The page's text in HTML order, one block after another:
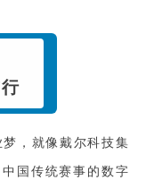
，就像戴尔科技集
国传统赛事的数字